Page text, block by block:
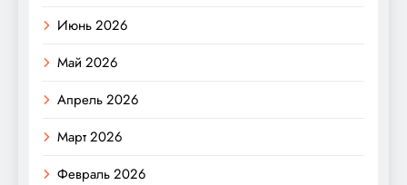
Июнь 2026
Май 2026
Апрель 2026
Март 2026
Февраль 2026